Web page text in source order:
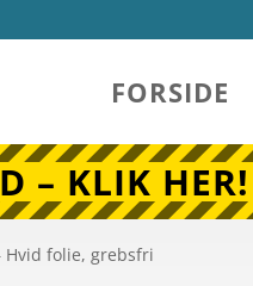
FORSIDE
– KLIK HER!
Hvid folie, grebsfri